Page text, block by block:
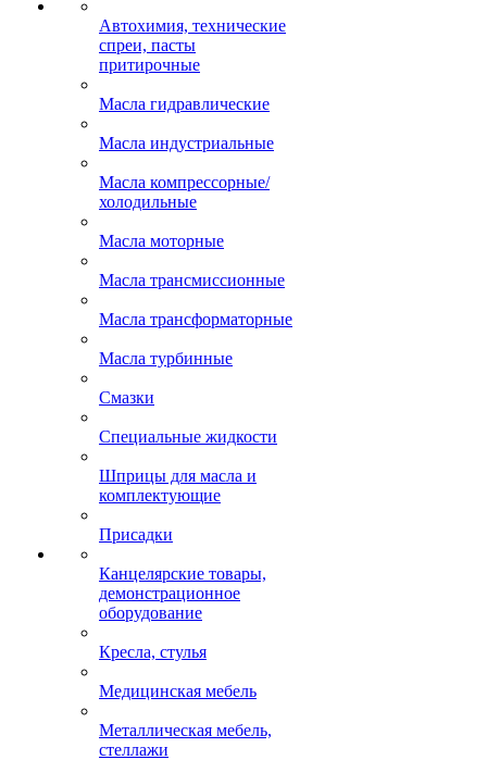
Автохимия, технические
спреи, пасты
притирочные
Масла гидравлические
Масла индустриальные
Масла компрессорные/
холодильные
Масла моторные
Масла трансмиссионные
Масла трансформаторные
Масла турбинные
Смазки
Специальные жидкости
Шприцы для масла и
комплектующие
Присадки
Канцелярские товары,
демонстрационное
оборудование
Кресла, стулья
Медицинская мебель
Металлическая мебель,
стеллажи